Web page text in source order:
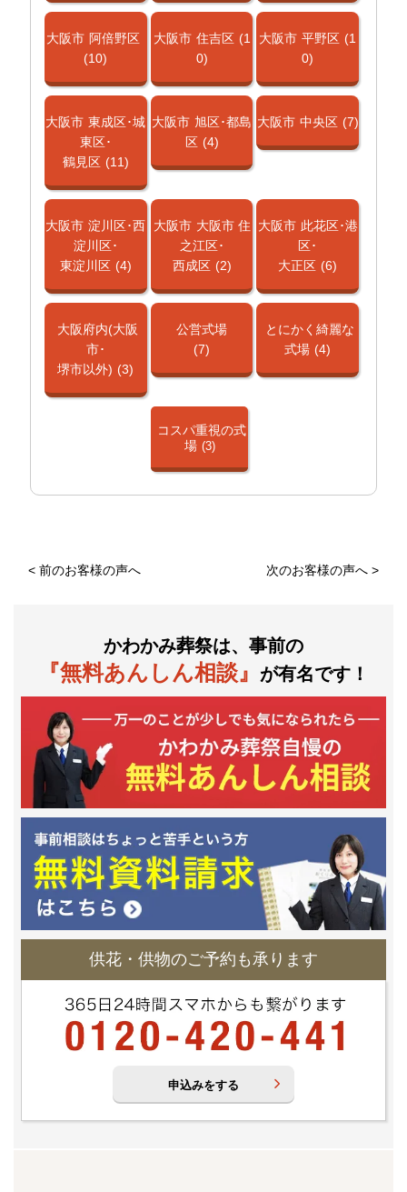
大阪市 阿倍野区
(10)
大阪市 住吉区 (1
0)
大阪市 平野区 (1
0)
大阪市 東成区･城
東区･
鶴見区 (11)
大阪市 旭区･都島
区 (4)
大阪市 中央区 (7)
大阪市 淀川区･西
淀川区･
東淀川区 (4)
大阪市 大阪市 住
之江区･
西成区 (2)
大阪市 此花区･港
区･
大正区 (6)
大阪府内(大阪
市･
堺市以外) (3)
公営式場
(7)
とにかく綺麗な
式場 (4)
コスパ重視の式
場 (3)
<前のお客様の声へ 次のお客様の声へ>
かわかみ葬祭は、事前の
『無料あんしん相談』 が有名です！
供花・供物のご予約も承ります
申込みをする